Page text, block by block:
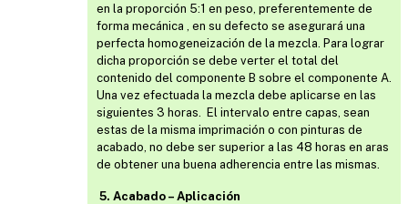
en la proporción 5:1 en peso, preferentemente de
forma mecánica , en su defecto se asegurará una
perfecta homogeneización de la mezcla. Para lograr
dicha proporción se debe verter el total del
contenido del componente B sobre el componente A.
Una vez efectuada la mezcla debe aplicarse en las
siguientes 3 horas. El intervalo entre capas, sean
estas de la misma imprimación o con pinturas de
acabado, no debe ser superior a las 48 horas en aras
de obtener una buena adherencia entre las mismas.
5. Acabado – Aplicación